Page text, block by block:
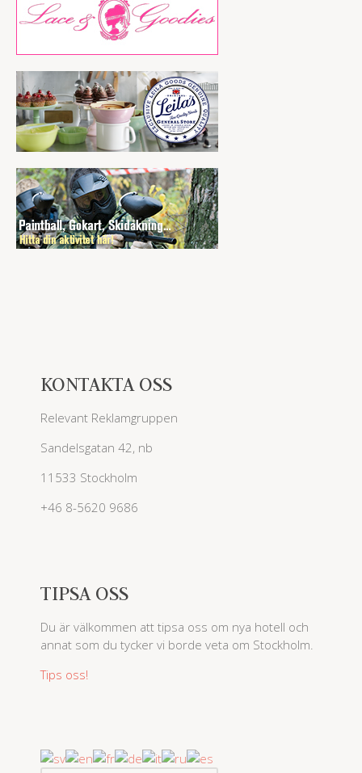
KONTAKTA OSS
Relevant Reklamgruppen
Sandelsgatan 42, nb
11533 Stockholm
+46 8-5620 9686
TIPSA OSS
Du är välkommen att tipsa oss om nya hotell och
annat som du tycker vi borde veta om Stockholm.
Tips oss!